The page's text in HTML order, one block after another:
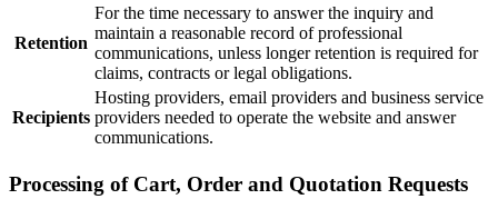
Retention
For the time necessary to answer the inquiry and
maintain a reasonable record of professional
communications, unless longer retention is required for
claims, contracts or legal obligations.
Recipients
Hosting providers, email providers and business service
providers needed to operate the website and answer
communications.
Processing of Cart, Order and Quotation Requests